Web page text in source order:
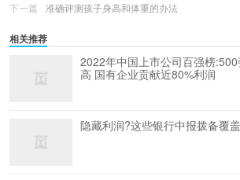
下一篇
准确评测孩子身高和体重的办法
相关推荐
2022年中国上市公司百强榜
高 国有企业贡献近80%利润
隐藏利润?这些银行中报拨备覆